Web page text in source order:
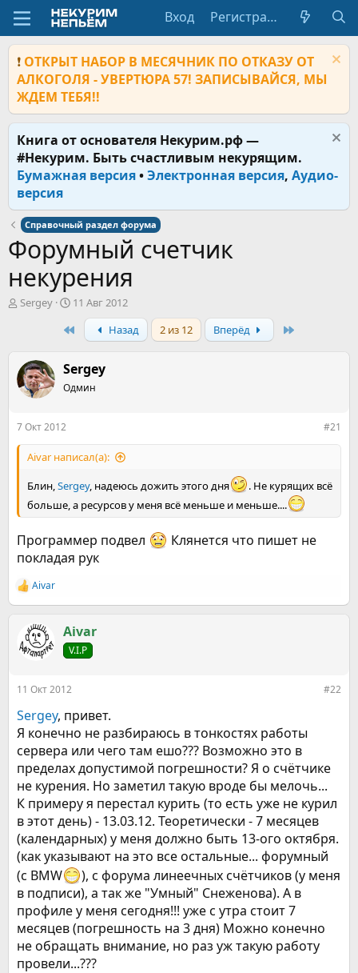
Вход Регистрация
❗ ОТКРЫТ НАБОР В МЕСЯЧНИК ПО ОТКАЗУ ОТ
АЛКОГОЛЯ - УВЕРТЮРА 57! ЗАПИСЫВАЙСЯ, МЫ
ЖДЕМ ТЕБЯ!!
Книга от основателя Некурим.рф —
#Некурим. Быть счастливым некурящим.
Бумажная версия•Электронная версия, Аудио-
версия
Справочный раздел форума
Форумный счетчик
некурения
А
т
е
Sergey
Д
т
а
ч
11 Авг 2012
Назад 2 из 12 Вперёд
Sergey
Одмин
7 Окт 2012 #21
Aivar написал(а):
Блин,Sergey, надеюсь дожить этого дня
. Не курящих всё
больше, а ресурсов у меня всё меньше и меньше....
Программер подвел
Клянется что пишет не
покладая рук
Р
е
ц
и
Aivar
Aivar
V.I.P
11 Окт 2012 #22
Sergey, привет.
Я конечно не разбираюсь в тонкостях работы
сервера или чего там ешо??? Возможно это в
пределах допустимой погрешности? Я о счётчике
не курения. Но заметил такую вроде бы мелочь...
К примеру я перестал курить (то есть уже не курил
в этот день) - 13.03.12. Теоретически - 7 месяцев
(календарных) у меня должно быть 13-ого октября.
(как указывают на это все остальные... форумный
(с BMW
), с форума линеечных счётчиков (у меня
в подписи), а так же "Умный" Снеженова). А в
профиле у меня сегодня!!! уже с утра стоит 7
месяцев (погрешность на 3 дня) Можно конечно
не обращать внимание, но раз уж такую работу
провели...???